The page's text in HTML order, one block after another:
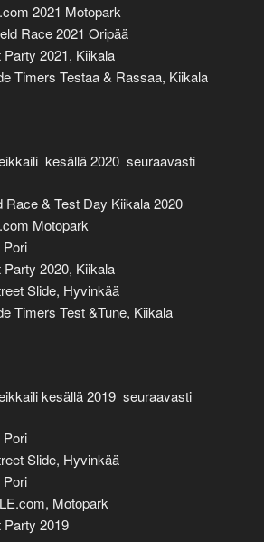
2021 Motopark
Race 2021 Oripää
Party 2021, Kiikala
Timers Testaa & Rassaa, Kiikala
kesällä 2020 seuraavasti
Race & Test Day Kiikala 2020
Motopark
Pori
Party 2020, Kiikala
Slide, Hyvinkää
Timers Test &Tune, Kiikala
kesällä 2019 seuraavasti
Pori
Slide, Hyvinkää
Pori
Motopark
Party 2019